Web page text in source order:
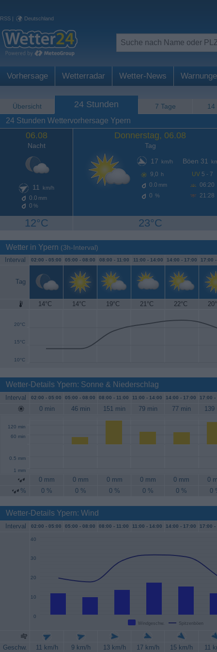
RSS | Deutschland
Vorhersage Wetterradar Wetter-News
Übersicht 24 Stunden 7 Tage 14
24 Stunden Wettervorhersage Ypern
06.08
Nacht
11 km/h
0.0 mm
0 %
12°C
Donnerstag, 06.08
Tag
17
km/h
9,0 h
0.0 mm
0 %
Böen 31
UV 5 - 7
06:20
21:28
23°C
Wetter in Ypern (3h-Interval)
Interval 02:00 - 05:00 05:00 - 08:00 08:00 - 11:00 11:00 - 14:00 14:00 - 17:00 17:00
Tag
14°C 14°C 19°C 21°C 22°C
10°C
15°C
20°C
25°C
Wetter-Details Ypern: Sonne & Niederschlag
Interval 02:00 - 05:00 05:00 - 08:00 08:00 - 11:00 11:00 - 14:00 14:00 - 17:00 17:00 -
0 min 46 min 151 min 79 min 77 min 139
60 min
120 min
0.5 mm
1 mm
0 mm 0 mm 0 mm 0 mm 0 mm
0
%
0 % 0 % 0 % 0 % 0 % 0
Wetter-Details Ypern: Wind
Interval 02:00 - 05:00 05:00 - 08:00 08:00 - 11:00 11:00 - 14:00 14:00 - 17:00 17:00 -
Windgeschw. Spitzenböen
0
10
20
30
40
Geschw. 11 km/h 9 km/h 13 km/h 17 km/h 15 km/h
11